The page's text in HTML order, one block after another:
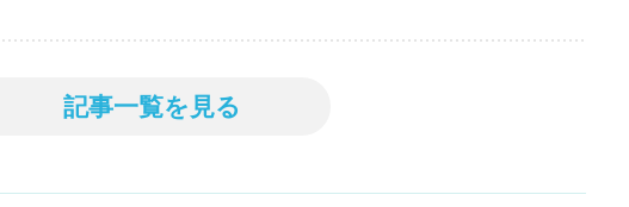
記事一覧を見る